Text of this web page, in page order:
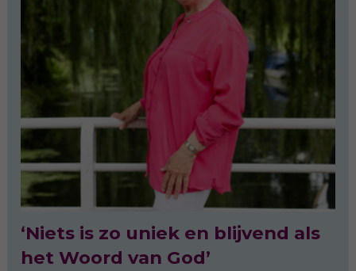
‘Niets is zo uniek en blijvend als
het Woord van God’